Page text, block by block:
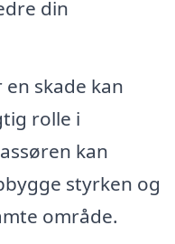
din
en skade kan
rolle i
kan
styrken og
område.